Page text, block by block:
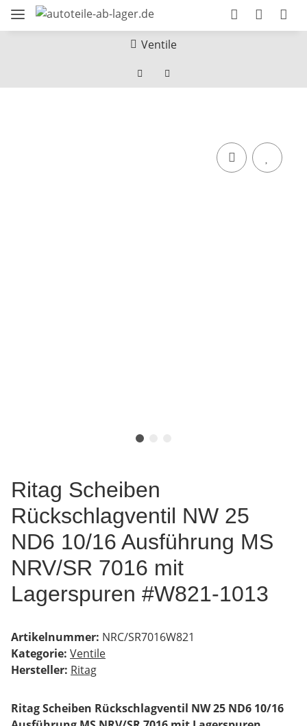
Ventile
Ritag Scheiben
Rückschlagventil NW 25
ND6 10/16 Ausführung MS
NRV/SR 7016 mit
Lagerspuren #W821-1013
Artikelnummer: NRC/SR7016W821
Kategorie: Ventile
Hersteller: Ritag
Ritag Scheiben Rückschlagventil NW 25 ND6 10/16